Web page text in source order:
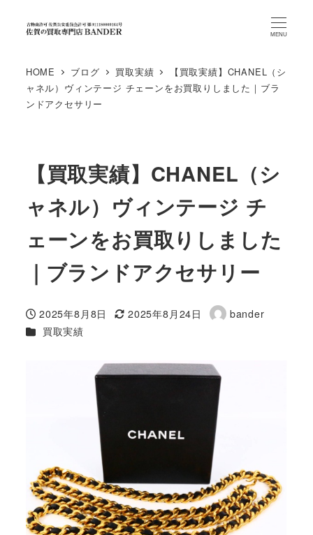
MENU
HOME ブログ 買取実績
【買取実績】CHANEL（シ
ャネル）ヴィンテージ チェーンをお買取りしました｜ブラ
ンドアクセサリー
【買取実績】CHANEL（シ
ャネル）ヴィンテージ チ
ェーンをお買取りしました
｜ブランドアクセサリー
投稿日
2025年8月8日
更新日
2025年8月24日
著
bander
カテゴリー
買取実績